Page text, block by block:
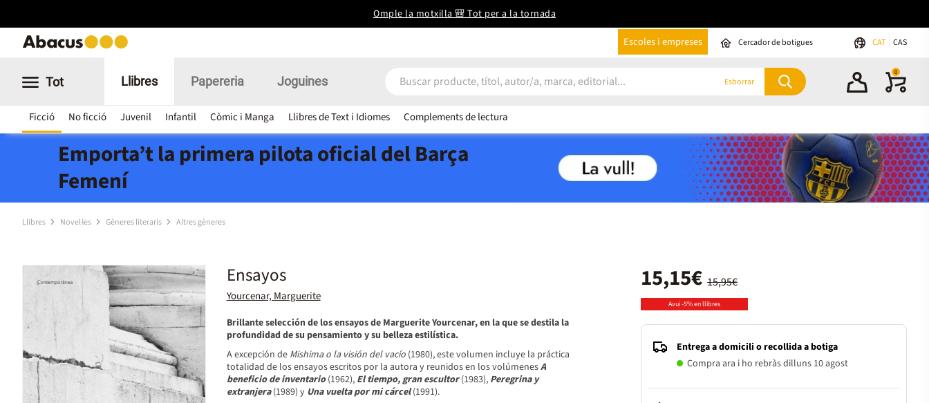
Omple la motxilla 🎒 Tot per a la tornada
Escoles i empreses Cercador de botigues CAT CAS
Tot Llibres
Ficció No ficció Juvenil Infantil Còmic i Manga Llibres de Text i Idiomes Complements de lectura
Papereria Joguines Esborrar
0
Emporta’t la primera pilota oficial del Barça
Femení
Llibres Novel·les Gèneres literaris Altres gèneres
Ensayos
Yourcenar, Marguerite
Brillante selección de los ensayos de Marguerite Yourcenar, en la que se destila la
profundidad de su pensamiento y su belleza estilística.
A excepción de Mishima o la visión del vacío(1980), este volumen incluye la práctica
totalidad de los ensayos escritos por la autora y reunidos en los volúmenesA
beneficio de inventario(1962), El tiempo, gran escultor(1983), Peregrina y
extranjera (1989) y Una vuelta por mi cárcel (1991).
15,95€
15,15€
Avui -5% en llibres
Entrega a domicili o recollida a botiga
Compra ara i ho rebràs dilluns 10 agost